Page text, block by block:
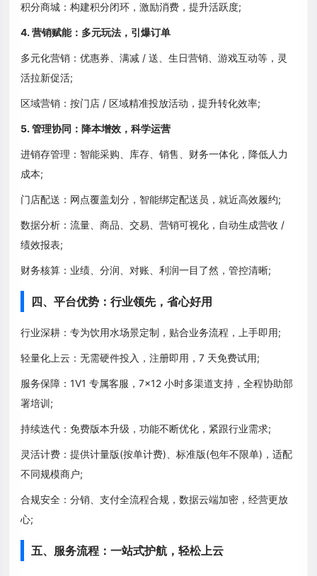
积分商城：构建积分闭环，激励消费，提升活跃度;
4. 营销赋能：多元玩法，引爆订单
多元化营销：优惠券、满减 / 送、生日营销、游戏互动等，灵
活拉新促活;
区域营销：按门店 / 区域精准投放活动，提升转化效率;
5. 管理协同：降本增效，科学运营
进销存管理：智能采购、库存、销售、财务一体化，降低人力
成本;
门店配送：网点覆盖划分，智能绑定配送员，就近高效履约;
数据分析：流量、商品、交易、营销可视化，自动生成营收 /
绩效报表;
财务核算：业绩、分润、对账、利润一目了然，管控清晰;
四、平台优势：行业领先，省心好用
行业深耕：专为饮用水场景定制，贴合业务流程，上手即用;
轻量化上云：无需硬件投入，注册即用，7 天免费试用;
服务保障：1V1 专属客服，7×12 小时多渠道支持，全程协助部
署培训;
持续迭代：免费版本升级，功能不断优化，紧跟行业需求;
灵活计费：提供计量版(按单计费)、标准版(包年不限单)，适配
不同规模商户;
合规安全：分销、支付全流程合规，数据云端加密，经营更放
心;
五、服务流程：一站式护航，轻松上云